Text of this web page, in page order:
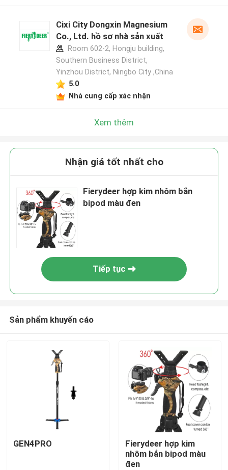
Cixi City Dongxin Magnesium
Co., Ltd. hồ sơ nhà sản xuất
Room 602-2, Hongju building,
Southern Business District,
Yinzhou District, Ningbo City ,China
5.0
Nhà cung cấp xác nhận
Xem thêm
Nhận giá tốt nhất cho
Fierydeer hợp kim nhôm bắn
bipod màu đen
Tiếp tục
Sản phẩm khuyến cáo
GEN4PRO
Fierydeer hợp kim
nhôm bắn bipod màu
đen